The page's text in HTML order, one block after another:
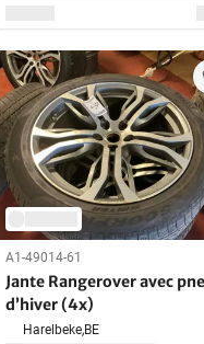
A1-49014-61
Jante Rangerover avec
d’hiver (4x)
Harelbeke,BE